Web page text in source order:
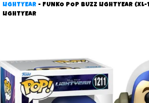
LIGHTYEAR - FUNKO POP BUZZ LIGHTYEAR (XL-
LIGHTYEAR